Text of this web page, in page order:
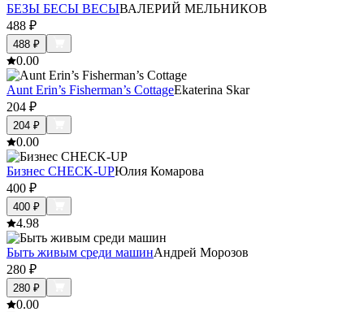
БЕЗЫ БЕСЫ ВЕСЫВАЛЕРИЙ МЕЛЬНИКОВ
488 ₽
488 ₽
0.00
Aunt Erin’s Fisherman’s CottageEkaterina Skar
204 ₽
204 ₽
0.00
Бизнес CHECK-UPЮлия Комарова
400 ₽
400 ₽
4.98
Быть живым среди машинАндрей Морозов
280 ₽
280 ₽
0.00